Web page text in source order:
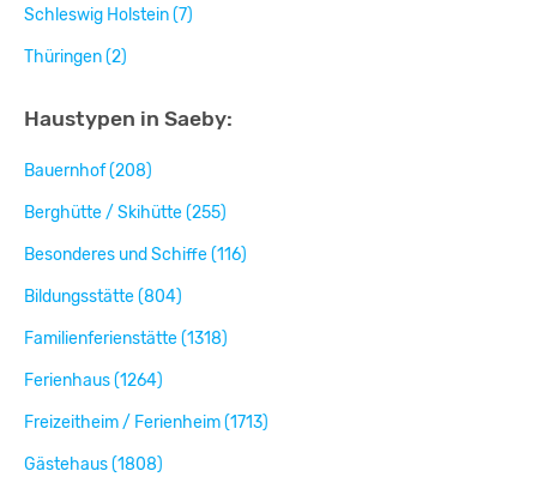
Schleswig Holstein (7)
Thüringen (2)
Haustypen in Saeby:
Bauernhof (208)
Berghütte / Skihütte (255)
Besonderes und Schiffe (116)
Bildungsstätte (804)
Familienferienstätte (1318)
Ferienhaus (1264)
Freizeitheim / Ferienheim (1713)
Gästehaus (1808)